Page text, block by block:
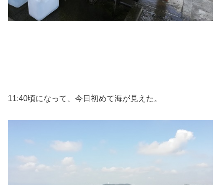
11:40頃になって、今日初めて海が見えた。